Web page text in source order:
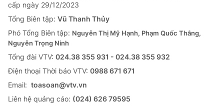
cấp ngày 29/12/2023
Tổng Biên tập: Vũ Thanh Thủy
Phó Tổng Biên tập: Nguyễn Thị Mỹ Hạnh, Phạm Quốc Thắng,
Nguyễn Trọng Ninh
Tổng đài VTV: 024.38 355 931 - 024.38 355 932
Ðiện thoại Thời báo VTV: 0988 671 671
Email: toasoan@vtv.vn
Liên hệ quảng cáo: (024) 626 79595